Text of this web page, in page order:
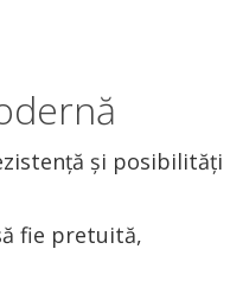
și posibilități
fie pretuită,